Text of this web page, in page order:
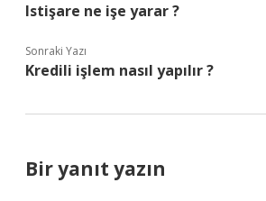
Istişare ne işe yarar ?
Sonraki Yazı
Kredili işlem nasıl yapılır ?
Bir yanıt yazın